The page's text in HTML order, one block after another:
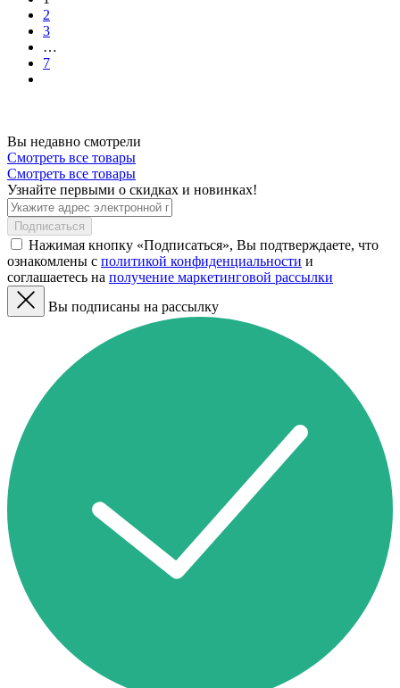
2
3
…
7
Вы недавно смотрели
Смотреть все товары
Смотреть все товары
Узнайте первыми о скидках и новинках!
Подписаться
Нажимая кнопку «Подписаться», Вы подтверждаете, что
ознакомлены с политикой конфиденциальности и
соглашаетесь на получение маркетинговой рассылки
Вы подписаны на рассылку